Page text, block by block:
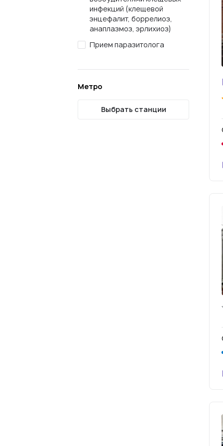
инфекций (клещевой
энцефалит, боррелиоз,
анаплазмоз, эрлихиоз)
Прием паразитолога
Метро
Выбрать станции